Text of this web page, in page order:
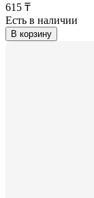
615 ₸
Есть в наличии
В корзину